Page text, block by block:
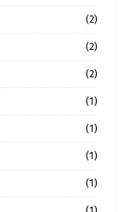
(2)
(2)
(2)
(1)
(1)
(1)
(1)